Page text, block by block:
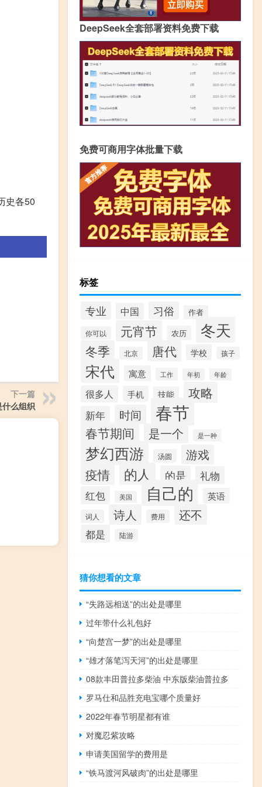
史各50
下一篇
么组织
DeepSeek全套部署资料免费下载
免费可商用字体批量下载
标签
专业 中国 习俗 作者
你可以 元宵节 农历 冬天
冬季 北京 唐代 学校 孩子
宋代 寓意 工作 年初 年龄
很多人 手机 技能 攻略
新年 时间 春节
春节期间 是一个 是一种
梦幻西游 汤圆 游戏
疫情 的人 的是
礼物
红包
美国 自己的 英语
词人 诗人 费用 还不
都是 陆游
猜你想看的文章
“失路远相送”的出处是哪里
过年带什么礼包好
“向楚宫一梦”的出处是哪里
“雄才落笔泻天河”的出处是哪里
08款丰田普拉多柴油 中东版柴油普拉多
罗马仕和品胜充电宝哪个质量好
2022年春节明星都有谁
对魔忍紫攻略
申请美国留学的费用是
“铁马渡河风破肉”的出处是哪里